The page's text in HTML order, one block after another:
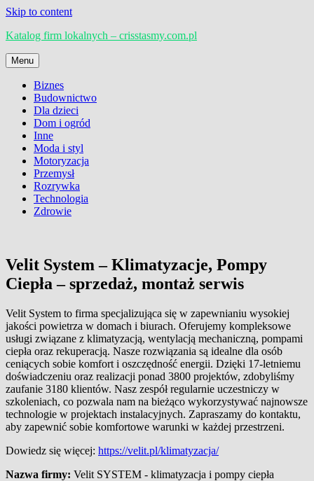
Skip to content
Katalog firm lokalnych – crisstasmy.com.pl
Menu
Biznes
Budownictwo
Dla dzieci
Dom i ogród
Inne
Moda i styl
Motoryzacja
Przemysł
Rozrywka
Technologia
Zdrowie
Velit System – Klimatyzacje, Pompy
Ciepła – sprzedaż, montaż serwis
Velit System to firma specjalizująca się w zapewnianiu wysokiej
jakości powietrza w domach i biurach. Oferujemy kompleksowe
usługi związane z klimatyzacją, wentylacją mechaniczną, pompami
ciepła oraz rekuperacją. Nasze rozwiązania są idealne dla osób
ceniących sobie komfort i oszczędność energii. Dzięki 17-letniemu
doświadczeniu oraz realizacji ponad 3800 projektów, zdobyliśmy
zaufanie 3180 klientów. Nasz zespół regularnie uczestniczy w
szkoleniach, co pozwala nam na bieżąco wykorzystywać najnowsze
technologie w projektach instalacyjnych. Zapraszamy do kontaktu,
aby zapewnić sobie komfortowe warunki w każdej przestrzeni.
Dowiedz się więcej: https://velit.pl/klimatyzacja/
Nazwa firmy: Velit SYSTEM - klimatyzacja i pompy ciepła